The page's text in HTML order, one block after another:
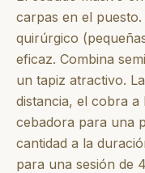
carpas en el
quirúrgico
eficaz. Combina
un tapiz atractivo.
distancia, el cobra a
cebadora para una
cantidad a la
para una sesión de